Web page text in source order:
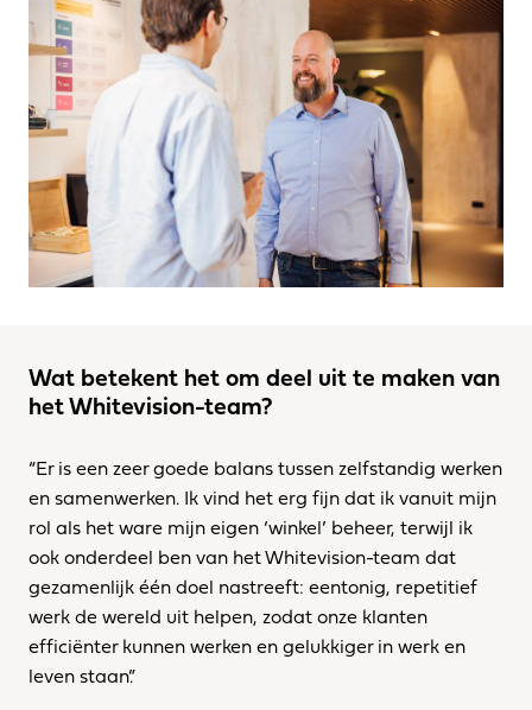
Wat betekent het om deel uit te maken van
het Whitevision-team?
“Er is een zeer goede balans tussen zelfstandig werken
en samenwerken. Ik vind het erg fijn dat ik vanuit mijn
rol als het ware mijn eigen ‘winkel’ beheer, terwijl ik
ook onderdeel ben van het Whitevision-team dat
gezamenlijk één doel nastreeft: eentonig, repetitief
werk de wereld uit helpen, zodat onze klanten
efficiënter kunnen werken en gelukkiger in werk en
leven staan.”